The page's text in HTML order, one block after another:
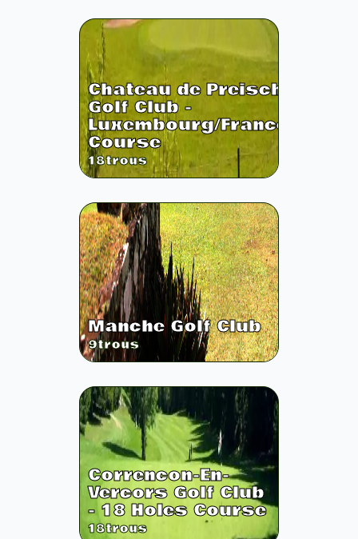
Chateau de Preisch
Golf Club -
Luxembourg/France
Course
18trous
Manche Golf Club
9trous
Correncon-En-
Vercors Golf Club
- 18 Holes Course
18trous